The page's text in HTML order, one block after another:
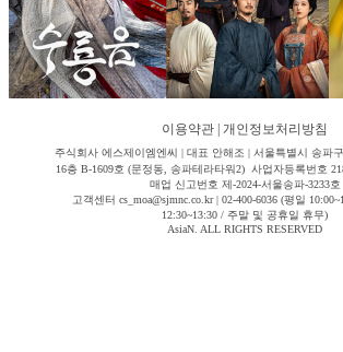
이용약관 개인정보처리방침
주식회사 에스제이엠엔씨 | 대표 안해조 | 서울특별시 송파
16층 B-1609호 (문정동, 송파테라타워2) 사업자등록번호
매업 신고번호 제-2024-서울송파-3233호
고객센터 cs_moa@sjmnc.co.kr | 02-400-6036 (평일
12:30~13:30 / 주말 및 공휴일 휴무)
AsiaN. ALL RIGHTS RESERVED